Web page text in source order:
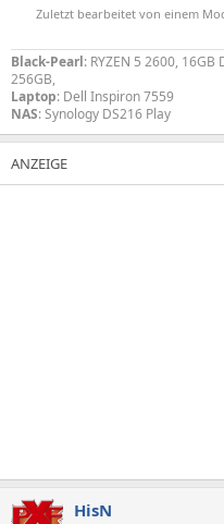
Zuletzt bearbeitet von einem
Black-Pearl: RYZEN 5 2600, 16GB
256GB,
Laptop: Dell Inspiron 7559
NAS: Synology DS216 Play
HisN